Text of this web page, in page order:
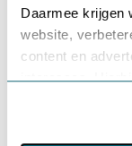
Daarmee krijgen
website,
content en
interesses.
Klik op ‘OK’ om
Al meer dan
persoonlijke
door Corael.
Wachtwoord*